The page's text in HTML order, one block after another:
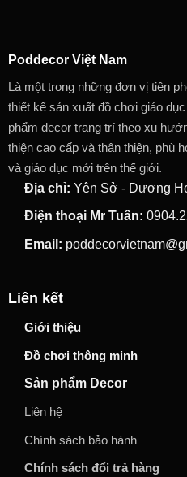
Poddecor Việt Nam
Là một trong những đơn vị tiên
thiết kế sản xuất đồ chơi giáo
phẩm decor trang trí theo xu
thiện cao cấp và thân thiện, phù
và giáo dục mới trên thế giới.
Địa chỉ: Yên Sở - Dương
Điện thoại Mr Tuấn:
Email:
Liên kết
Giới thiệu
Đồ chơi thông minh
Sản phẩm Decor
Liên hệ
Chính sách bảo hành
Chính sách đổi trả hàng